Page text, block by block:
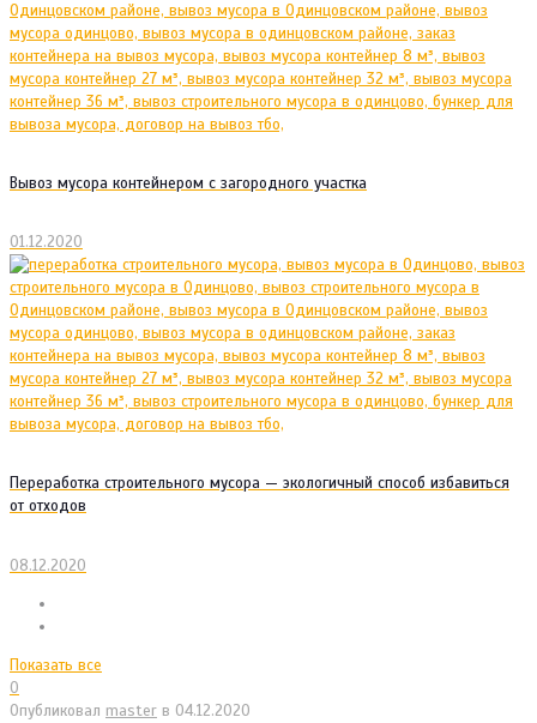
Вывоз мусора контейнером с загородного участка
01.12.2020
Переработка строительного мусора — экологичный способ избавиться
от отходов
08.12.2020
Показать все
0
Опубликовал master в 04.12.2020